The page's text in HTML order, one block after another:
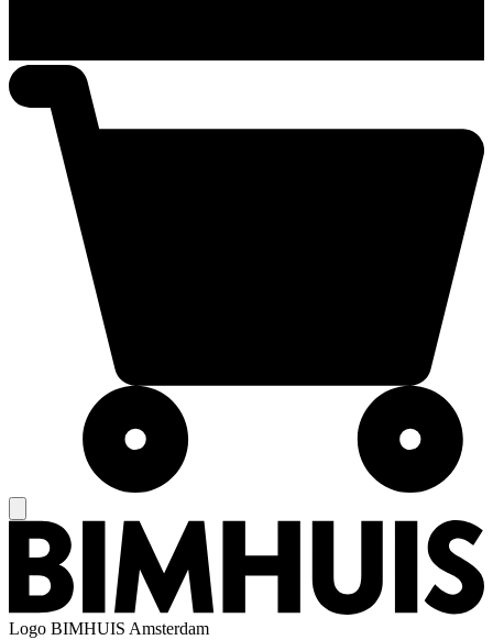
Logo BIMHUIS Amsterdam